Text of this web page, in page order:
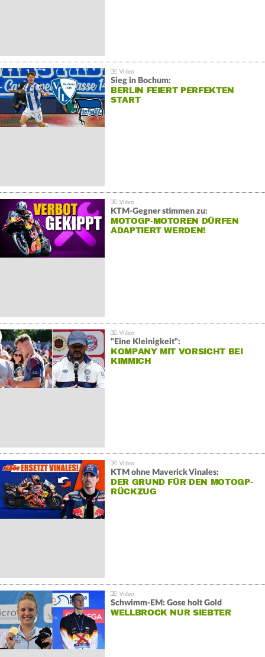
Sieg in Bochum:
BERLIN FEIERT PERFEKTEN
START
KTM-Gegner stimmen zu:
MOTOGP-MOTOREN DÜRFEN
ADAPTIERT WERDEN!
"Eine Kleinigkeit":
KOMPANY MIT VORSICHT BEI
KIMMICH
KTM ohne Maverick Vinales:
DER GRUND FÜR DEN MOTOGP-
RÜCKZUG
Schwimm-EM: Gose holt Gold
WELLBROCK NUR SIEBTER